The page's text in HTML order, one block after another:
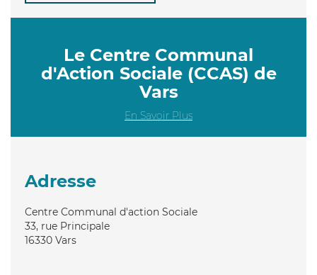
Le Centre Communal
d'Action Sociale (CCAS) de
Vars
En Savoir Plus
Adresse
Centre Communal d'action Sociale
33, rue Principale
16330 Vars